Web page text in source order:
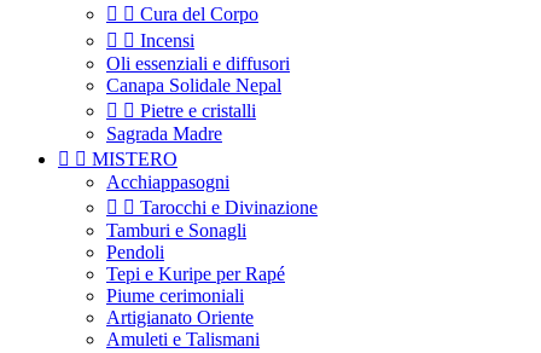
  Cura del Corpo
  Incensi
Oli essenziali e diffusori
Canapa Solidale Nepal
  Pietre e cristalli
Sagrada Madre
  MISTERO
Acchiappasogni
  Tarocchi e Divinazione
Tamburi e Sonagli
Pendoli
Tepi e Kuripe per Rapé
Piume cerimoniali
Artigianato Oriente
Amuleti e Talismani